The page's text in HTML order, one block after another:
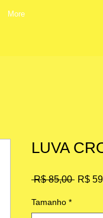
More
LUVA
R$ 85,00 Preço
R$
Tamanho *